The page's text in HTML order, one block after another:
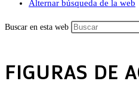
Alternar búsqueda de la web
Buscar en esta web
FIGURAS DE